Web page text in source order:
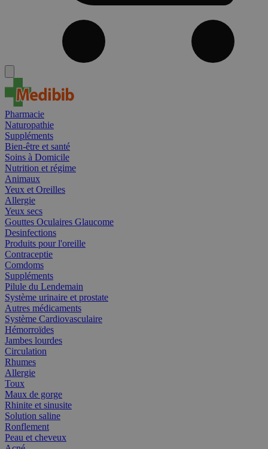
Pharmacie
Naturopathie
Suppléments
Bien-être et santé
Soins à Domicile
Nutrition et régime
Animaux
Yeux et Oreilles
Allergie
Yeux secs
Gouttes Oculaires Glaucome
Desinfections
Produits pour l'oreille
Contraceptie
Comdoms
Suppléments
Pilule du Lendemain
Système urinaire et prostate
Autres médicaments
Système Cardiovasculaire
Hémorroïdes
Jambes lourdes
Circulation
Rhumes
Allergie
Toux
Maux de gorge
Rhinite et sinusite
Solution saline
Ronflement
Peau et cheveux